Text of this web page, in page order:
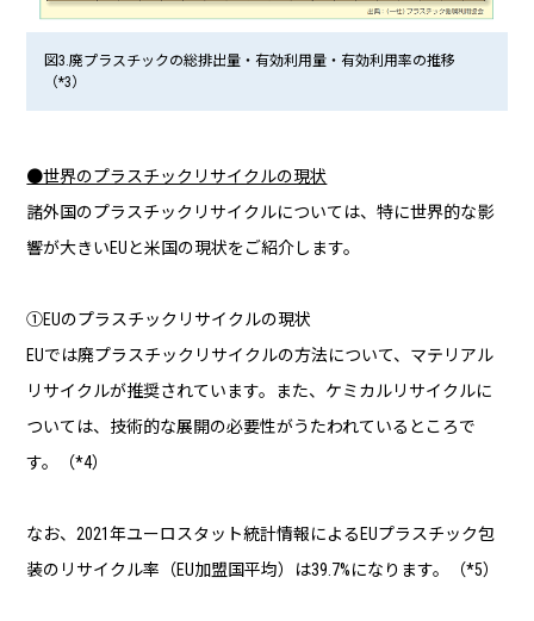
図3.廃プラスチックの総排出量・有効利用量・有効利用率の推移
（*3）
●世界のプラスチックリサイクルの現状
諸外国のプラスチックリサイクルについては、特に世界的な影
響が大きいEUと米国の現状をご紹介します。
①EUのプラスチックリサイクルの現状
EUでは廃プラスチックリサイクルの方法について、マテリアル
リサイクルが推奨されています。また、ケミカルリサイクルに
ついては、技術的な展開の必要性がうたわれているところで
す。（*4）
なお、2021年ユーロスタット統計情報によるEUプラスチック包
装のリサイクル率（EU加盟国平均）は39.7%になります。（*5）